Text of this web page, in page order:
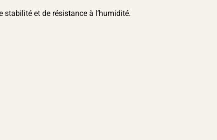
stabilité et de résistance à l’humidité.